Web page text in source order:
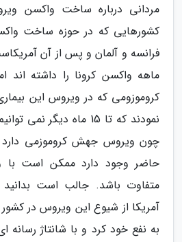
مردانی درباره ساخت واکسن
کشورهایی که در حوزه ساخت
فرانسه و آلمان و پس از آن
ماهه واکسن کرونا را داشته
کروموزومی که در ویروس این
نمودند که تا 15 ماه دیگر
چون ویروس جهش کروموزمی
حاضر وجود دارد ممکن است با
متفاوت باشد. جالب است
آمریکا از شیوع این ویروس در
به نفع خود کرد و با شانتاژ